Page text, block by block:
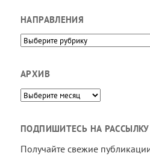
НАПРАВЛЕНИЯ
Направления
АРХИВ
Архив
ПОДПИШИТЕСЬ НА РАССЫЛКУ
Получайте свежие